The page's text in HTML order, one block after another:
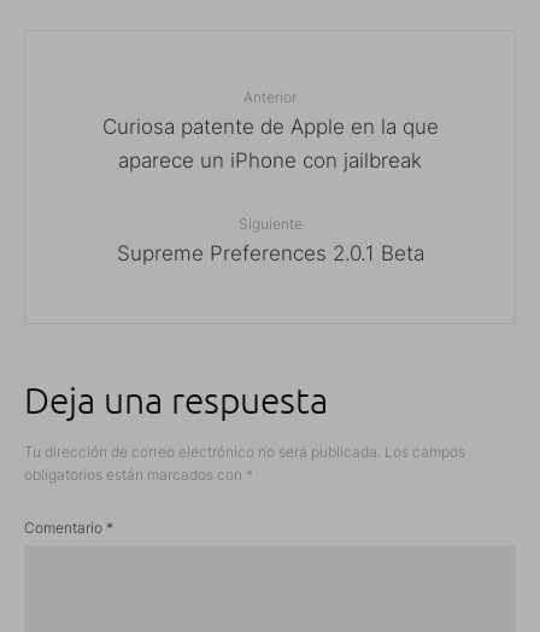
Anterior
Curiosa patente de Apple en la que
aparece un iPhone con jailbreak
Siguiente
Supreme Preferences 2.0.1 Beta
Deja una respuesta
Tu dirección de correo electrónico no será publicada. Los campos
obligatorios están marcados con *
Comentario *